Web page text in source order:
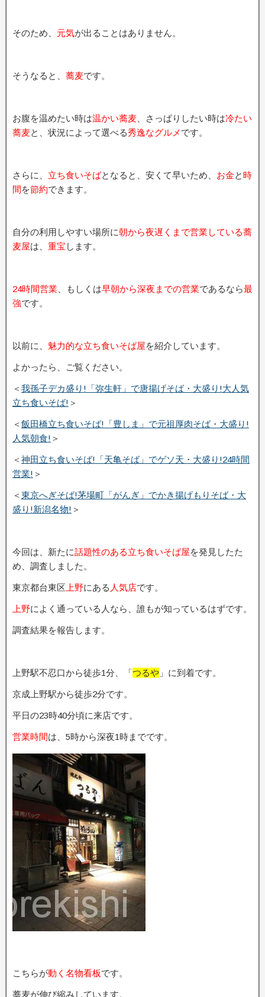
そのため、 元気が出ることはありません。
そうなると、 蕎麦です。
お腹を温めたい時は温かい蕎麦 、さっぱりしたい時は冷たい
蕎麦と、状況によって選べる秀逸なグルメ です。
さらに、 立ち食いそばとなると、安くて早いため、 お金と時
間を節約できます。
自分の利用しやすい場所に朝から夜遅くまで営業している蕎
麦屋は、 重宝 します。
24時間営業 、もしくは早朝から深夜までの営業であるなら最
強です。
以前に、 魅力的な立ち食いそば屋を紹介しています。
よかったら、ご覧ください。
＜我孫子デカ盛り!「弥生軒」で唐揚げそば・大盛り!大人気
立ち食いそば! ＞
＜飯田橋立ち食いそば!「豊しま」で元祖厚肉そば・大盛り!
人気朝食! ＞
＜神田立ち食いそば!「天亀そば」でゲソ天・大盛り!24時間
営業! ＞
＜東京へぎそば!茅場町「がんぎ」でかき揚げもりそば・大
盛り!新潟名物! ＞
今回は、新たに話題性のある立ち食いそば屋を発見したた
め、調査しました。
東京都台東区 上野にある 人気店です。
上野によく通っている人なら、誰もが知っているはずです。
調査結果を報告します。
上野駅不忍口から徒歩1分、「つるや 」に到着です。
京成上野駅から徒歩2分です。
平日の23時40分頃に来店です。
営業時間は、5時から深夜1時までです。
こちらが動く名物看板です。
蕎麦が伸び縮みしています。